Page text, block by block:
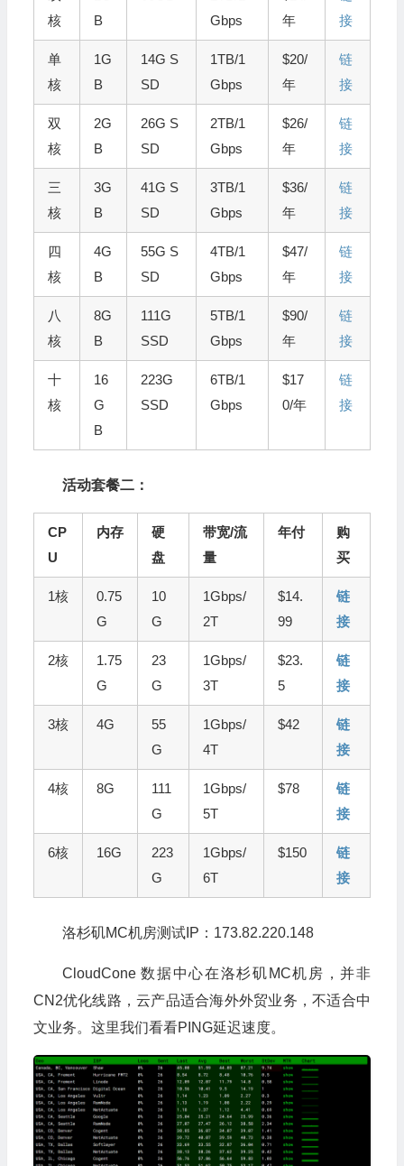
核
B
Gbps
年
接
单
核
1G
B
14G S
SD
1TB/1
Gbps
$20/
年
链
接
双
核
2G
B
26G S
SD
2TB/1
Gbps
$26/
年
链
接
三
核
3G
B
41G S
SD
3TB/1
Gbps
$36/
年
链
接
四
核
4G
B
55G S
SD
4TB/1
Gbps
$47/
年
链
接
八
核
8G
B
111G
SSD
5TB/1
Gbps
$90/
年
链
接
十
核
16
G
B
223G
SSD
6TB/1
Gbps
$17
0/年
链
接
活动套餐二：
CP
U
内存
硬
盘
带宽/流
量
年付
购
买
1核
0.75
G
10
G
1Gbps/
2T
$14.
99
链
接
2核
1.75
G
23
G
1Gbps/
3T
$23.
5
链
接
3核 4G
55
G
1Gbps/
4T
$42
链
接
4核 8G
111
G
1Gbps/
5T
$78
链
接
6核 16G
223
G
1Gbps/
6T
$150
链
接
洛杉矶MC机房测试IP：173.82.220.148
CloudCone 数据中心在洛杉矶MC机房，并非
CN2优化线路，云产品适合海外外贸业务，不适合中
文业务。这里我们看看PING延迟速度。